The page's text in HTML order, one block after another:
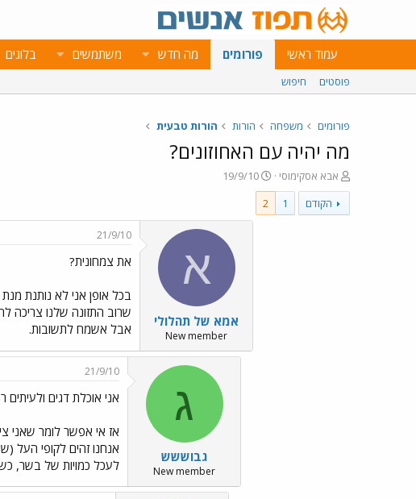
עמוד ראשי פורומים מה חדש משתמשים בלוגים
פוסטים חיפוש
פורומים משפחה הורות הורות טבעית
מה יהיה עם האחוזונים?
פ
ו
ת
ח
אבא אסקימוסי
פ
ו
ס
19/9/10
הקודם
1
2
א
אמא של תהלולי
New member
21/9/10
את צמחונית?
בכל אופן אני לא נותנת
שרוב התזונה שלנו צריכה
אבל אשמח לתשובות.
ג
גבוששש
New member
21/9/10
אני אוכלת דגים ולעיתים
אז אי אפשר לומר שאני
לעכל כמויות של בשר,